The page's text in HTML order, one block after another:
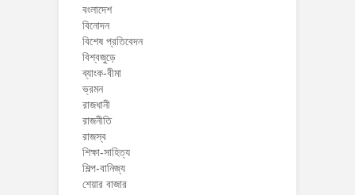
বংলাদেশ
বিনোদন
বিশেষ প্রতিবেদন
বিশ্বজুড়ে
ব্যাংক-বীমা
ভ্রমন
রাজধানী
রাজনীতি
রাজস্ব
শিক্ষা-সাহিত্য
শিল্প-বানিজ্য
শেয়ার বাজার